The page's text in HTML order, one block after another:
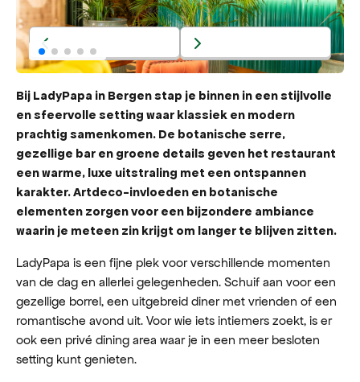
Bij LadyPapa in Bergen stap je binnen in een stijlvolle
en sfeervolle setting waar klassiek en modern
prachtig samenkomen. De botanische serre,
gezellige bar en groene details geven het restaurant
een warme, luxe uitstraling met een ontspannen
karakter. Artdeco-invloeden en botanische
elementen zorgen voor een bijzondere ambiance
waarin je meteen zin krijgt om langer te blijven zitten.
LadyPapa is een fijne plek voor verschillende momenten
van de dag en allerlei gelegenheden. Schuif aan voor een
gezellige borrel, een uitgebreid diner met vrienden of een
romantische avond uit. Voor wie iets intiemers zoekt, is er
ook een privé dining area waar je in een meer besloten
setting kunt genieten.